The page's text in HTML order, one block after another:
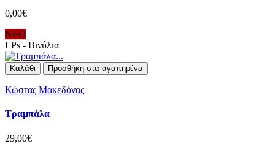
0,00€
ΝΕΟ
LPs - Βινύλια
Καλάθι Προσθήκη στα αγαπημένα
Κώστας Μακεδόνας
Τραμπάλα
29,00€